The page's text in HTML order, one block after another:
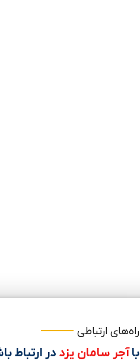
راه‌های ارتباطی
باآجر سامان یزد در ارتباط